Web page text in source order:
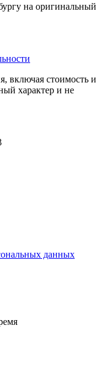
на оригинальный
включая стоимость и
характер и не
данных